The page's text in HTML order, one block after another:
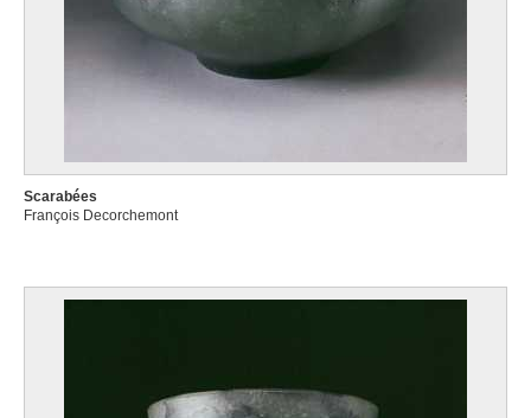
Scarabées
François Decorchemont